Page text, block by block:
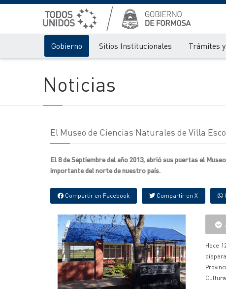
Gobierno Sitios Institucionales Trámites
Noticias
El Museo de Ciencias Naturales de Villa
El 8 de Septiembre del año 2013, abrió sus puertas el
importante del norte de nuestro país.
Compartir en Facebook Compartir en X
Hace